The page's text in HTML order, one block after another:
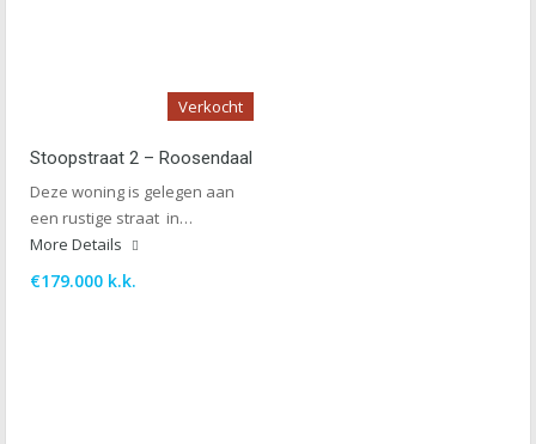
Verkocht
Stoopstraat 2 – Roosendaal
Deze woning is gelegen aan
een rustige straat in…
More Details
€179.000 k.k.